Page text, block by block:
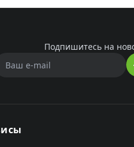
Подпишитесь на